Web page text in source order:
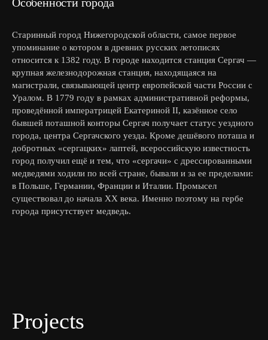
Старинный город Нижегородской области, самое первое
упоминание о котором в древних русских летописях
относится к 1382 году. В городе находится станция Сергач —
крупная железнодорожная станция, находящаяся на
магистрали, связывающей центр европейской части России с
Уралом. В 1779 году в рамках административной реформы,
проведённой императрицей Екатериной II, казённое село
бывшей поташной конторы Сергач получает статус уездного
города, центра Сергачского уезда. Кроме дешёвого поташа и
добротных «сергацких» лаптей, всероссийскую известность
город получил ещё и тем, что «сергачи» с дрессированными
медведями ходили по всей стране, бывали и за ее пределами:
в Польше, Германии, Франции и Италии. Промысел
существовал до начала XX века. Именно поэтому на гербе
города присутствует медведь.
Projects